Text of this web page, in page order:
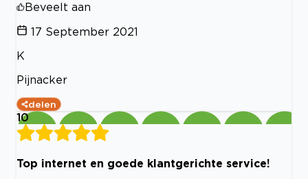
Beveelt aan
17 September 2021
K
Pijnacker
delen
10
Top internet en goede klantgerichte service!